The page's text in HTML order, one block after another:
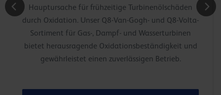
Hauptursache für frühzeitige Turbinenölschäden
durch Oxidation. Unser Q8-Van-Gogh- und Q8-Volta-
Sortiment für Gas-, Dampf- und Wasserturbinen
bietet herausragende Oxidationsbeständigkeit und
gewährleistet einen zuverlässigen Betrieb.